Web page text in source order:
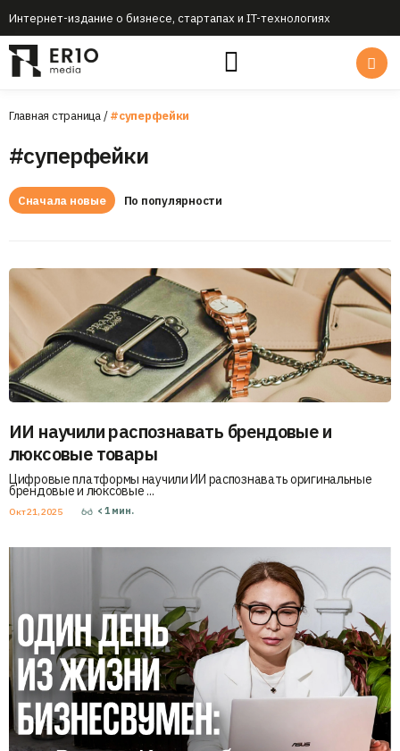
Интернет-издание о бизнесе, стартапах и IT-технологиях
Главная страница/#суперфейки
#суперфейки
Сначала новые По популярности
ИИ научили распознавать брендовые и
люксовые товары
Цифровые платформы научили ИИ распознавать оригинальные
брендовые и люксовые ...
Окт 21, 2025 < 1 мин.